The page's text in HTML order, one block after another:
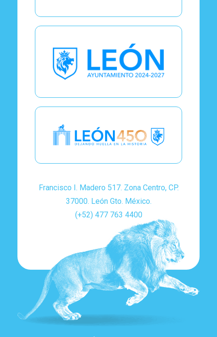
Francisco I. Madero 517. Zona Centro, CP.
37000. León Gto. México.
(+52) 477 763 4400